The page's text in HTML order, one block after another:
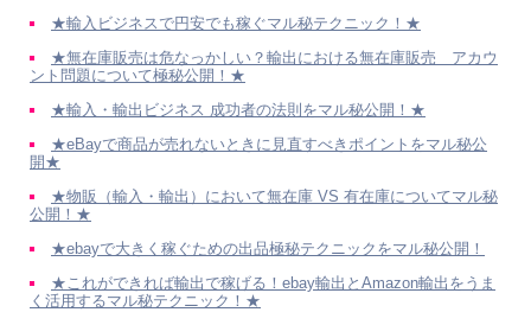
★輸入ビジネスで円安でも稼ぐマル秘テクニック！★
★無在庫販売は危なっかしい？輸出における無在庫販売 アカウ
ント問題について極秘公開！★
★輸入・輸出ビジネス 成功者の法則をマル秘公開！★
★eBayで商品が売れないときに見直すべきポイントをマル秘公
開★
★物販（輸入・輸出）において無在庫 VS 有在庫についてマル秘
公開！★
★ebayで大きく稼ぐための出品極秘テクニックをマル秘公開！
★これができれば輸出で稼げる！ebay輸出とAmazon輸出をうま
く活用するマル秘テクニック！★